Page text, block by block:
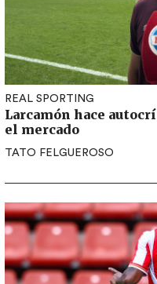
REAL SPORTING
Larcamón hace
el mercado
TATO FELGUEROSO